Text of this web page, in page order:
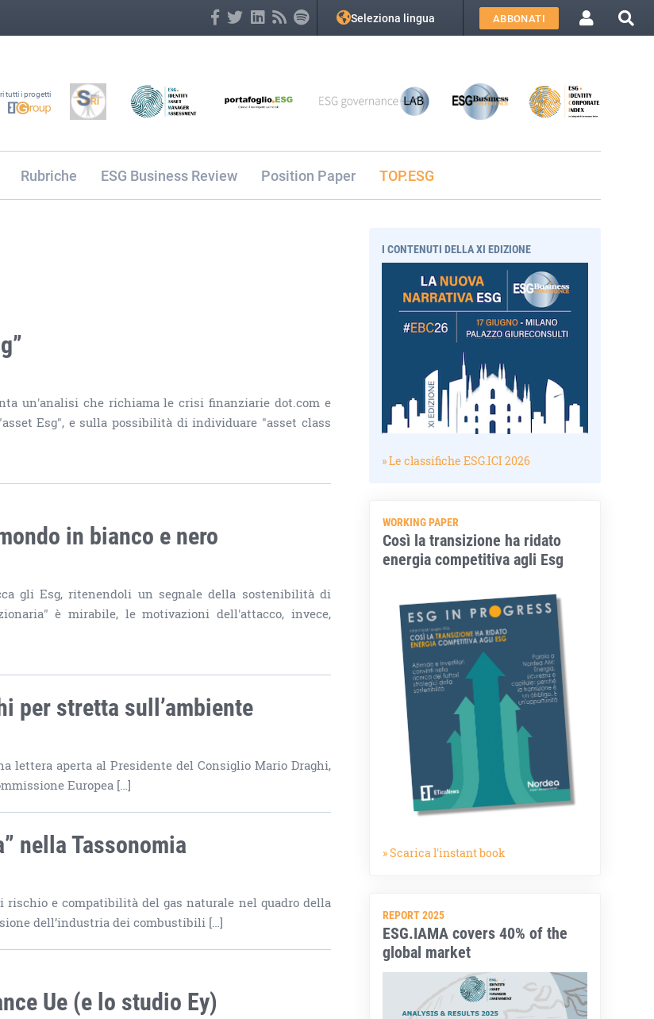
Seleziona lingua ABBONATI
tutti i progetti
Rubriche ESG Business Review Position Paper TOP.ESG
un'analisi che richiama le crisi finanziarie dot.com e
Esg", e sulla possibilità di individuare "asset class
in bianco e nero
gli Esg, ritenendoli un segnale della sostenibilità di
è mirabile, le motivazioni dell'attacco, invece,
per stretta sull’ambiente
lettera aperta al Presidente del Consiglio Mario Draghi,
Europea […]
nella Tassonomia
rischio e compatibilità del gas naturale nel quadro della
dell’industria dei combustibili […]
Ue (e lo studio Ey)
I CONTENUTI DELLA XI EDIZIONE
» Le classifiche ESG.ICI 2026
WORKING PAPER
Così la transizione ha ridato
energia competitiva agli Esg
» Scarica l'instant book
REPORT 2025
ESG.IAMA covers 40% of the
global market